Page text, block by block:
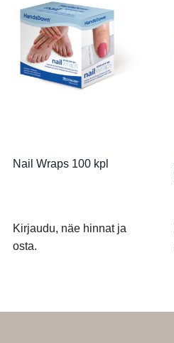
Nail Wraps 100 kpl
Kirjaudu, näe hinnat ja
osta.